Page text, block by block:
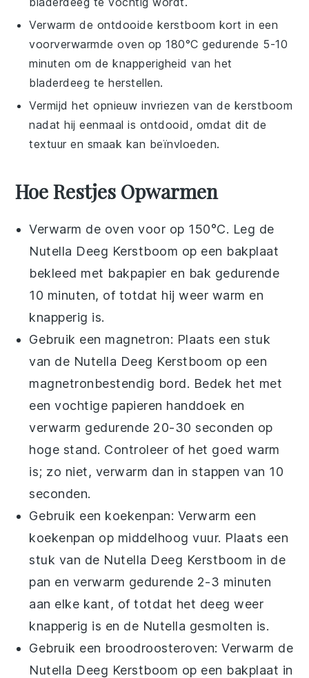
Verwarm de ontdooide kerstboom kort in een
voorverwarmde oven op 180°C gedurende 5-10
minuten om de knapperigheid van het
bladerdeeg te herstellen.
Vermijd het opnieuw invriezen van de kerstboom
nadat hij eenmaal is ontdooid, omdat dit de
textuur en smaak kan beïnvloeden.
Hoe Restjes Opwarmen
Verwarm de oven voor op 150°C. Leg de
Nutella Deeg Kerstboom op een bakplaat
bekleed met bakpapier en bak gedurende
10 minuten, of totdat hij weer warm en
knapperig is.
Gebruik een magnetron: Plaats een stuk
van de Nutella Deeg Kerstboom op een
magnetronbestendig bord. Bedek het met
een vochtige papieren handdoek en
verwarm gedurende 20-30 seconden op
hoge stand. Controleer of het goed warm
is; zo niet, verwarm dan in stappen van 10
seconden.
Gebruik een koekenpan: Verwarm een
koekenpan op middelhoog vuur. Plaats een
stuk van de Nutella Deeg Kerstboom in de
pan en verwarm gedurende 2-3 minuten
aan elke kant, of totdat het deeg weer
knapperig is en de Nutella gesmolten is.
Gebruik een broodroosteroven: Verwarm de
Nutella Deeg Kerstboom op een bakplaat in